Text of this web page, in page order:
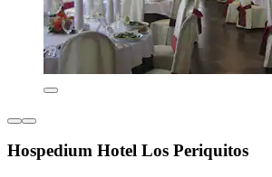
Hospedium Hotel Los Periquitos